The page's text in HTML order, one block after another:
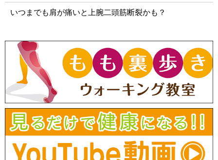
いつまでも肩が痛いと上腕二頭筋断裂かも？